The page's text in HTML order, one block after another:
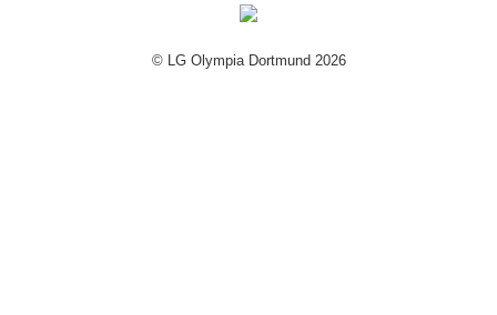
© LG Olympia Dortmund 2026